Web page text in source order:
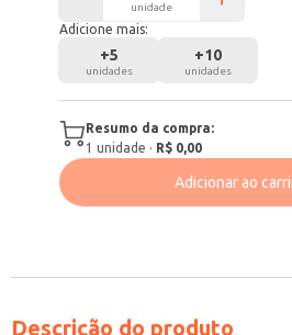
unidade
Adicione mais:
+5
unidades
+10
unidades
Resumo da compra:
1 unidade · R$ 0,00
Adicionar ao
Descrição do produto